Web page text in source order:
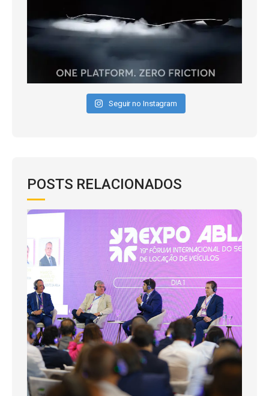
Seguir no Instagram
POSTS RELACIONADOS